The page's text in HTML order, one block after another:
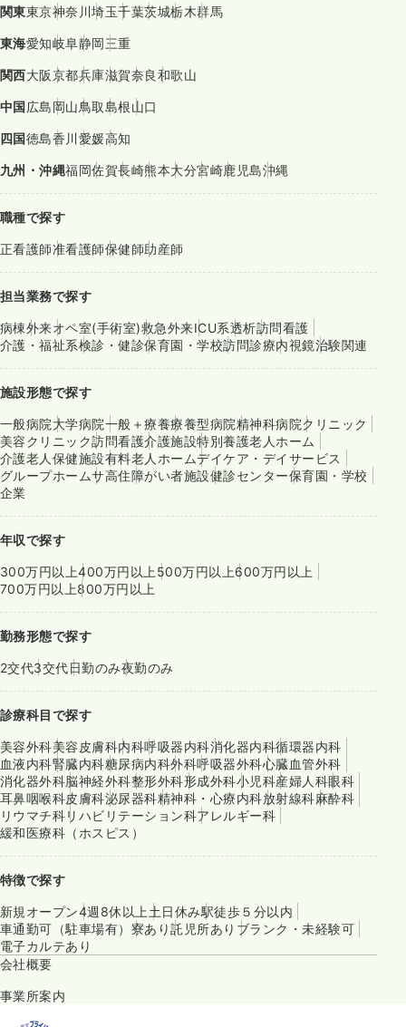
関東東京神奈川埼玉千葉茨城栃木群馬
東海愛知岐阜静岡三重
関西大阪京都兵庫滋賀奈良和歌山
中国広島岡山鳥取島根山口
四国徳島香川愛媛高知
九州・沖縄福岡佐賀長崎熊本大分宮崎鹿児島沖縄
職種で探す
正看護師准看護師保健師助産師
担当業務で探す
病棟外来オペ室(手術室)救急外来ICU系透析訪問看護
介護・福祉系検診・健診保育園・学校訪問診療内視鏡治験関連
施設形態で探す
一般病院大学病院一般＋療養療養型病院精神科病院クリニック
美容クリニック訪問看護介護施設特別養護老人ホーム
介護老人保健施設有料老人ホームデイケア・デイサービス
グループホームサ高住障がい者施設健診センター保育園・学校
企業
年収で探す
300万円以上400万円以上 500万円以上600万円以上
700万円以上800万円以上
勤務形態で探す
2交代3交代日勤のみ夜勤のみ
診療科目で探す
美容外科美容皮膚科内科呼吸器内科消化器内科循環器内科
血液内科腎臓内科糖尿病内科外科呼吸器外科心臓血管外科
消化器外科脳神経外科整形外科形成外科小児科産婦人科眼科
耳鼻咽喉科皮膚科泌尿器科精神科・心療内科放射線科麻酔科
リウマチ科リハビリテーション科アレルギー科
緩和医療科（ホスピス）
特徴で探す
新規オープン4週8休以上 土日休み駅徒歩５分以内
車通勤可（駐車場有） 寮あり託児所あり ブランク・未経験可
電子カルテあり
会社概要
事業所案内